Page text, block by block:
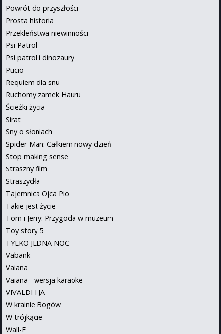
Powrót do przyszłości
Prosta historia
Przekleństwa niewinności
Psi Patrol
Psi patrol i dinozaury
Pucio
Requiem dla snu
Ruchomy zamek Hauru
Ścieżki życia
Sirat
Sny o słoniach
Spider-Man: Całkiem nowy dzień
Stop making sense
Straszny film
Straszydła
Tajemnica Ojca Pio
Takie jest życie
Tom i Jerry: Przygoda w muzeum
Toy story 5
TYLKO JEDNA NOC
Vabank
Vaiana
Vaiana - wersja karaoke
VIVALDI I JA
W krainie Bogów
W trójkącie
Wall-E